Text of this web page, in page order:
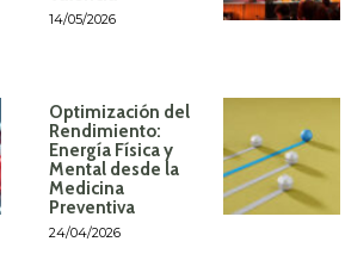
14/05/2026
Optimización del
Rendimiento:
Energía Física y
Mental desde la
Medicina
Preventiva
24/04/2026